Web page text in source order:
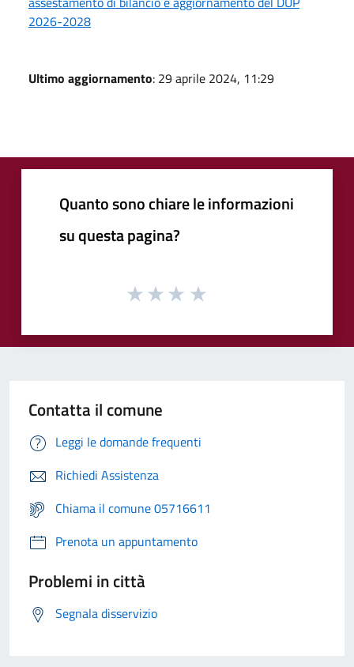
2026-2028
Ultimo aggiornamento: 29 aprile 2024, 11:29
Quanto sono chiare le informazioni
su questa pagina?
Contatta il comune
Leggi le domande frequenti
Richiedi Assistenza
Chiama il comune 05716611
Prenota un appuntamento
Problemi in città
Segnala disservizio